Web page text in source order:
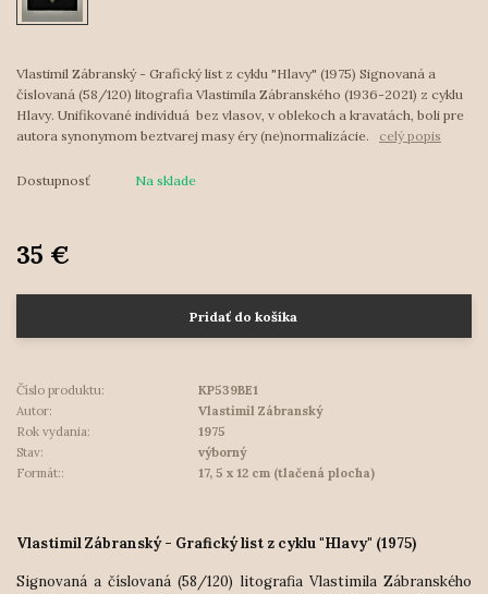
Vlastimil Zábranský - Grafický list z cyklu "Hlavy" (1975) Signovaná a
číslovaná (58/120) litografia Vlastimila Zábranského (1936-2021) z cyklu
Hlavy. Unifikované indivíduá bez vlasov, v oblekoch a kravatách, boli pre
autora synonymom beztvarej masy éry (ne)normalizácie. celý popis
Dostupnosť Na sklade
35 €
Pridať do košíka
Číslo produktu:
KP539BE1
Autor:
Vlastimil Zábranský
Rok vydania:
1975
Stav:
výborný
Formát::
17, 5 x 12 cm (tlačená plocha)
Vlastimil Zábranský - Grafický list z cyklu "Hlavy" (1975)
Signovaná a číslovaná (58/120) litografia Vlastimila Zábranského